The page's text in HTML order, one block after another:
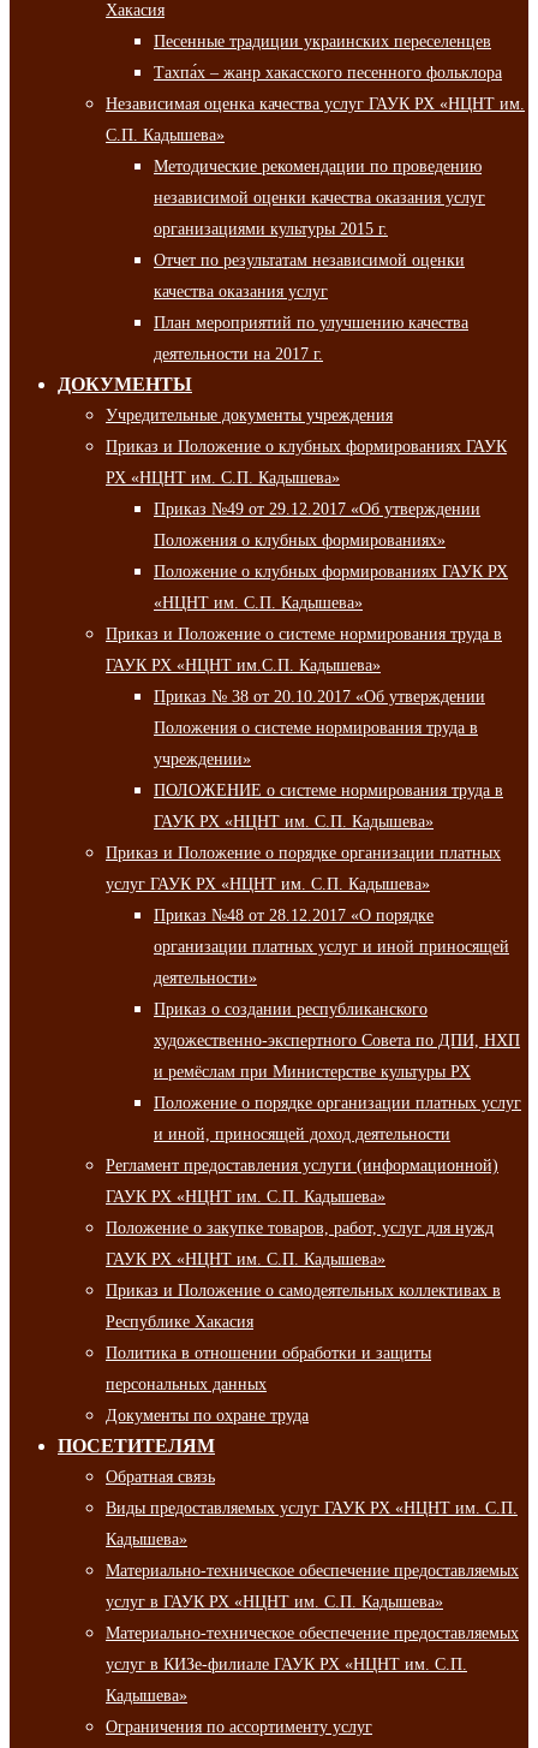
Хакасия
Песенные традиции украинских переселенцев
Тахпа́х – жанр хакасского песенного фольклора
Независимая оценка качества услуг ГАУК РХ «НЦНТ им.
С.П. Кадышева»
Методические рекомендации по проведению
независимой оценки качества оказания услуг
организациями культуры 2015 г.
Отчет по результатам независимой оценки
качества оказания услуг
План мероприятий по улучшению качества
деятельности на 2017 г.
ДОКУМЕНТЫ
Учредительные документы учреждения
Приказ и Положение о клубных формированиях ГАУК
РХ «НЦНТ им. С.П. Кадышева»
Приказ №49 от 29.12.2017 «Об утверждении
Положения о клубных формированиях»
Положение о клубных формированиях ГАУК РХ
«НЦНТ им. С.П. Кадышева»
Приказ и Положение о системе нормирования труда в
ГАУК РХ «НЦНТ им.С.П. Кадышева»
Приказ № 38 от 20.10.2017 «Об утверждении
Положения о системе нормирования труда в
учреждении»
ПОЛОЖЕНИЕ о системе нормирования труда в
ГАУК РХ «НЦНТ им. С.П. Кадышева»
Приказ и Положение о порядке организации платных
услуг ГАУК РХ «НЦНТ им. С.П. Кадышева»
Приказ №48 от 28.12.2017 «О порядке
организации платных услуг и иной приносящей
деятельности»
Приказ о создании республиканского
художественно-экспертного Совета по ДПИ, НХП
и ремёслам при Министерстве культуры РХ
Положение о порядке организации платных услуг
и иной, приносящей доход деятельности
Регламент предоставления услуги (информационной)
ГАУК РХ «НЦНТ им. С.П. Кадышева»
Положение о закупке товаров, работ, услуг для нужд
ГАУК РХ «НЦНТ им. С.П. Кадышева»
Приказ и Положение о самодеятельных коллективах в
Республике Хакасия
Политика в отношении обработки и защиты
персональных данных
Документы по охране труда
ПОСЕТИТЕЛЯМ
Обратная связь
Виды предоставляемых услуг ГАУК РХ «НЦНТ им. С.П.
Кадышева»
Материально-техническое обеспечение предоставляемых
услуг в ГАУК РХ «НЦНТ им. С.П. Кадышева»
Материально-техническое обеспечение предоставляемых
услуг в КИЗе-филиале ГАУК РХ «НЦНТ им. С.П.
Кадышева»
Ограничения по ассортименту услуг